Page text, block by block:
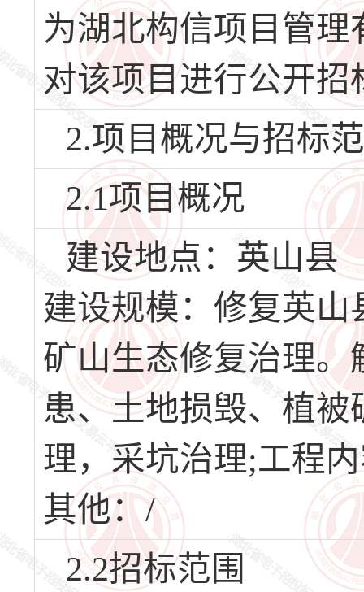
为湖北构信项目管
对该项目进行公开招
2.项目概况与招标
2.1项目概况
建设地点：英山县
建设规模：修复英
矿山生态修复治理
患、土地损毁、植
理，采坑治理;工程
其他：/
2.2招标范围